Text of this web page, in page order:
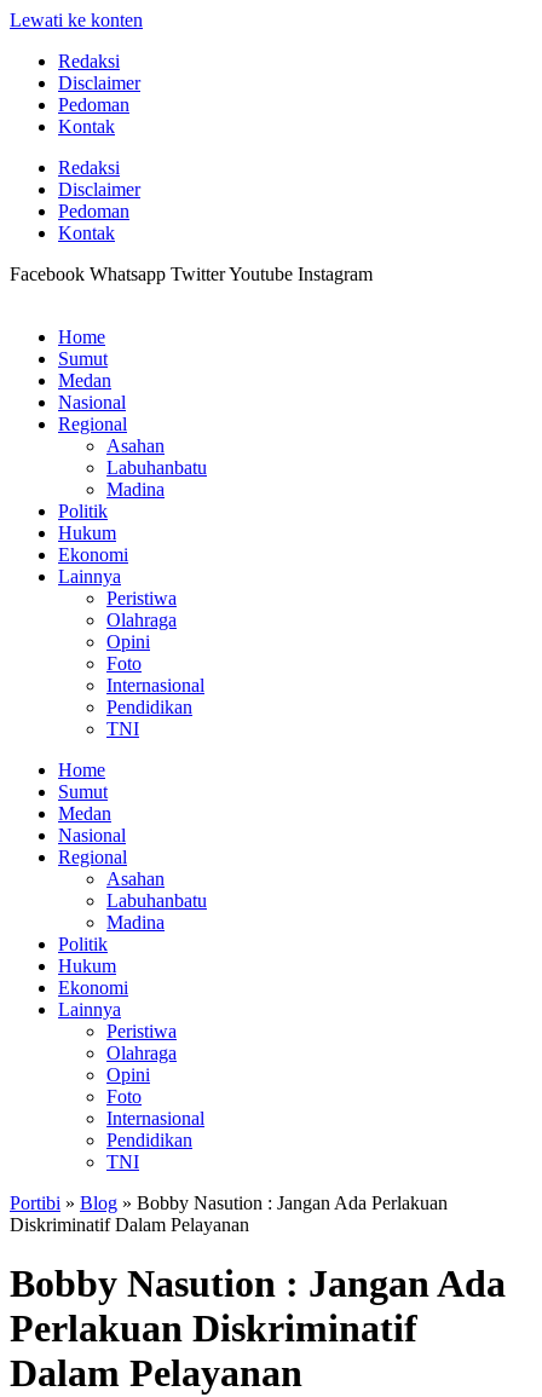
Lewati ke konten
Redaksi
Disclaimer
Pedoman
Kontak
Redaksi
Disclaimer
Pedoman
Kontak
Facebook Whatsapp TwitterYoutube Instagram
Home
Sumut
Medan
Nasional
Regional
Asahan
Labuhanbatu
Madina
Politik
Hukum
Ekonomi
Lainnya
Peristiwa
Olahraga
Opini
Foto
Internasional
Pendidikan
TNI
Home
Sumut
Medan
Nasional
Regional
Asahan
Labuhanbatu
Madina
Politik
Hukum
Ekonomi
Lainnya
Peristiwa
Olahraga
Opini
Foto
Internasional
Pendidikan
TNI
Portibi » Blog » Bobby Nasution : Jangan Ada Perlakuan
Diskriminatif Dalam Pelayanan
Bobby Nasution : Jangan Ada
Perlakuan Diskriminatif
Dalam Pelayanan